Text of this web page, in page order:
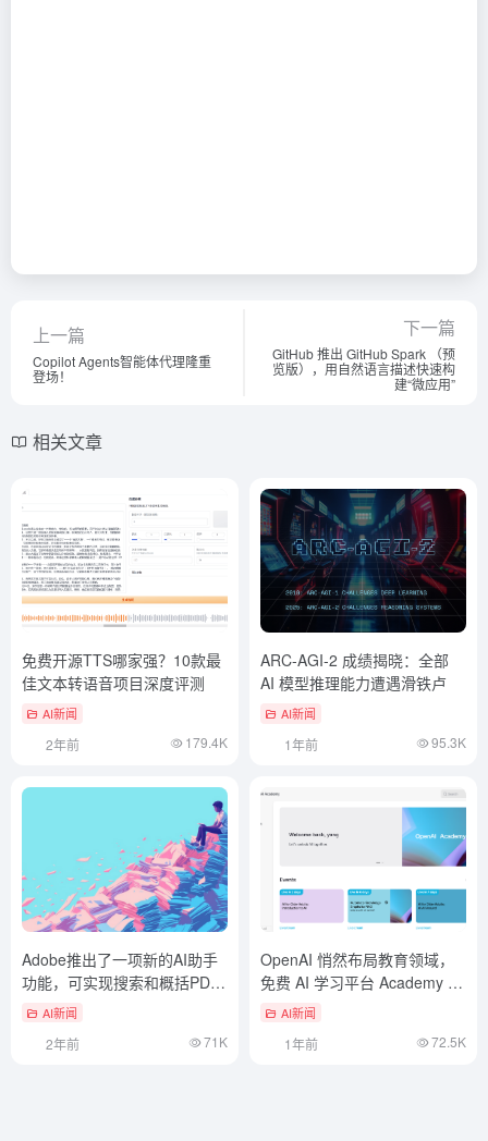
上一篇
Copilot Agents智能体代理隆重
登场！
下一篇
GitHub 推出 GitHub Spark （预
览版），用自然语言描述快速构
建“微应用”
相关文章
免费开源TTS哪家强？10款最
佳文本转语音项目深度评测
AI新闻
2年前 179.4K
ARC-AGI-2 成绩揭晓：全部
AI 模型推理能力遭遇滑铁卢
AI新闻
1年前 95.3K
Adobe推出了一项新的AI助手
功能，可实现搜索和概括PDF
文档内容。
AI新闻
2年前 71K
OpenAI 悄然布局教育领域，
免费 AI 学习平台 Academy 上
线 AI新闻
1年前 72.5K